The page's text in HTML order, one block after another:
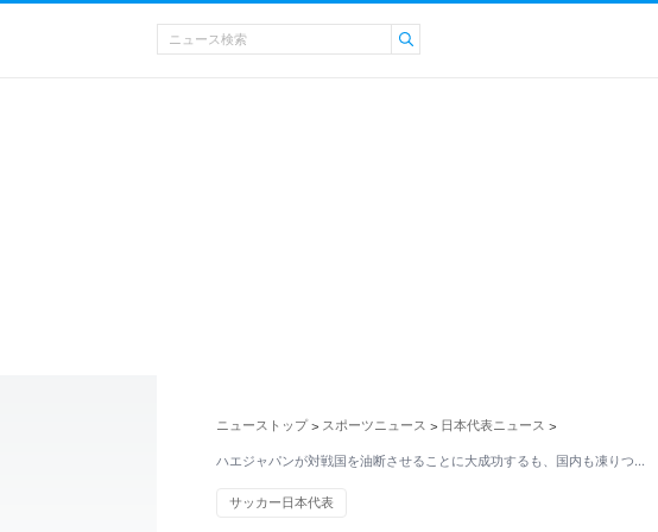
ニューストップ > スポーツニュース > 日本代表ニュース >
ハエジャパンが対戦国を油断させることに大成功するも、国内も凍りつ…
サッカー日本代表